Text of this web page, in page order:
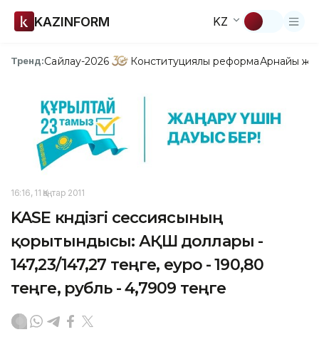
KAZINFORM KZ
Тренд:Сайлау-2026 Конституциялық реформаАрнайы
16:16, 11 Қаңтар 2011
KASE күндізгі сессиясының
қорытындысы: АҚШ доллары -
147,23/147,27 теңге, еуро - 190,80
теңге, рубль - 4,7909 теңге